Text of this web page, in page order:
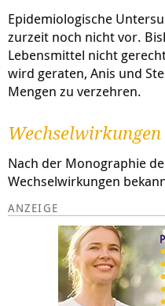
Epidemiologische
zurzeit noch nicht vor.
Lebensmittel nicht
wird geraten, Anis und
Mengen zu verzehren.
Wechselwirkungen
Nach der Monographie
Wechselwirkungen